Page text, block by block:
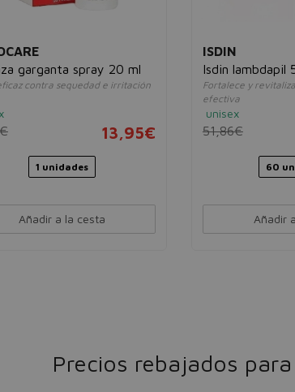
garganta spray 20 ml
contra sequedad e irritación
13,95€
1 unidades
Añadir a la cesta
ISDIN
Isdin lambdapil
Fortalece y
efectiva
unisex
51,86€
60
Añadir
Precios rebajados